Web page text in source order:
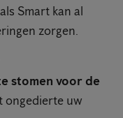
Smart kan al
zorgen.
stomen voor de
ongedierte uw